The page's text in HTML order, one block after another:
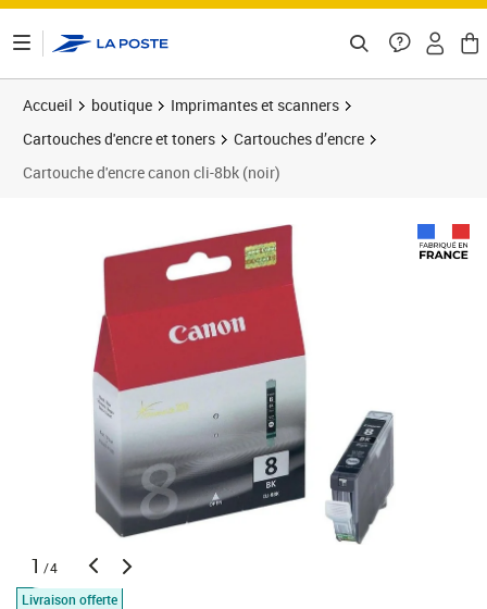
Accueil boutique
Imprimantes et scanners
Cartouches d'encre et toners
Cartouches d’encre
Cartouche d'encre canon cli-8bk (noir)
1 /4
Livraison offerte